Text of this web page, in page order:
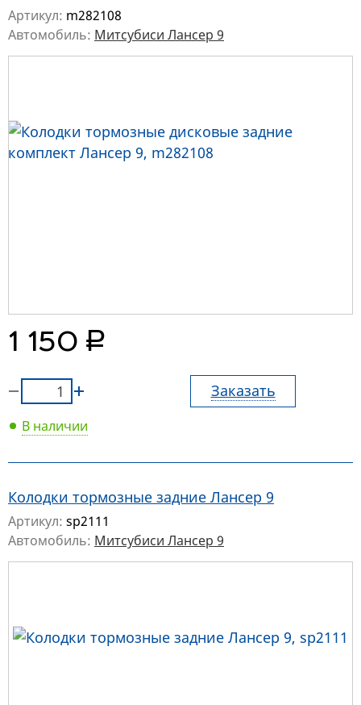
Артикул: m282108
Автомобиль: Митсубиси Лансер 9
1 150 руб.
Заказать
В наличии
Колодки тормозные задние Лансер 9
Артикул: sp2111
Автомобиль: Митсубиси Лансер 9